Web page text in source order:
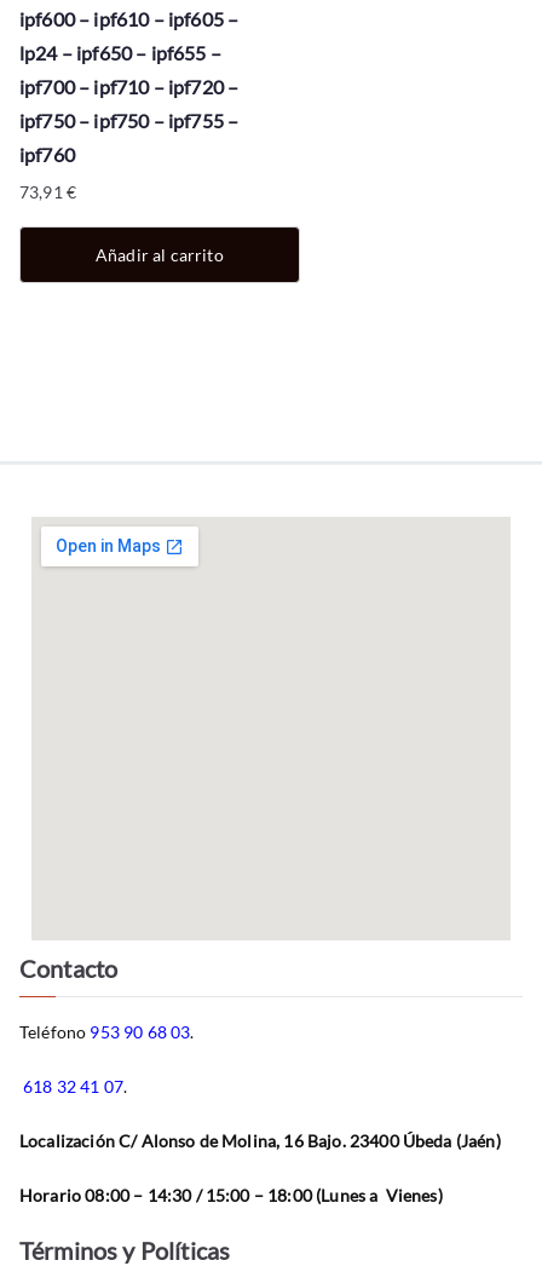
ipf600 – ipf610 – ipf605 –
lp24 – ipf650 – ipf655 –
ipf700 – ipf710 – ipf720 –
ipf750 – ipf750 – ipf755 –
ipf760
73,91 €
Añadir al carrito
Contacto
Teléfono 953 90 68 03.
618 32 41 07.
Localización C/ Alonso de Molina, 16 Bajo. 23400 Úbeda (Jaén)
Horario 08:00 – 14:30 / 15:00 – 18:00 (Lunes a Vienes)
Términos y Políticas